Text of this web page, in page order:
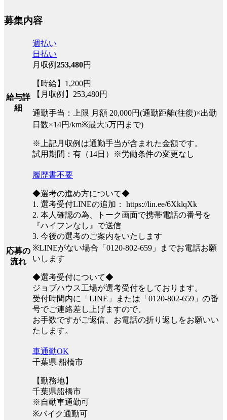
募集内容
給与詳
細
週払い
日払い
月収例 253,480円
【時給】1,200円
【月収例】253,480円
通勤手当：上限 月額 20,000円(通勤距離(往復)×出勤
日数×14円/km※最大5万円まで)
※上記月収例は通勤手当が含まれた金額です。
試用期間：有（14日）※労働条件の変更なし
応募の
流れ
履歴書不要
◆選考の進め方について◆
1. 選考受付LINEの追加： https://lin.ee/6XklqXk
2. 本人確認の為、トーク画面で携帯電話の番号を
『ハイフンなし』で送信
3. 今後の選考のご案内をいたします
※LINEがない場合「0120-802-659」までお電話お願
いします
◆選考受付について◆
ジョブハウス工場が選考受付をしております。
受付時間内に「LINE」または「0120-802-659」の番
号でご連絡差し上げますので、
お手数ですがご返信、お電話の折り返しをお願いい
たします。
車通勤OK
千葉県 船橋市
【勤務地】
千葉県船橋市
※自動車通勤可
※バイク通勤可